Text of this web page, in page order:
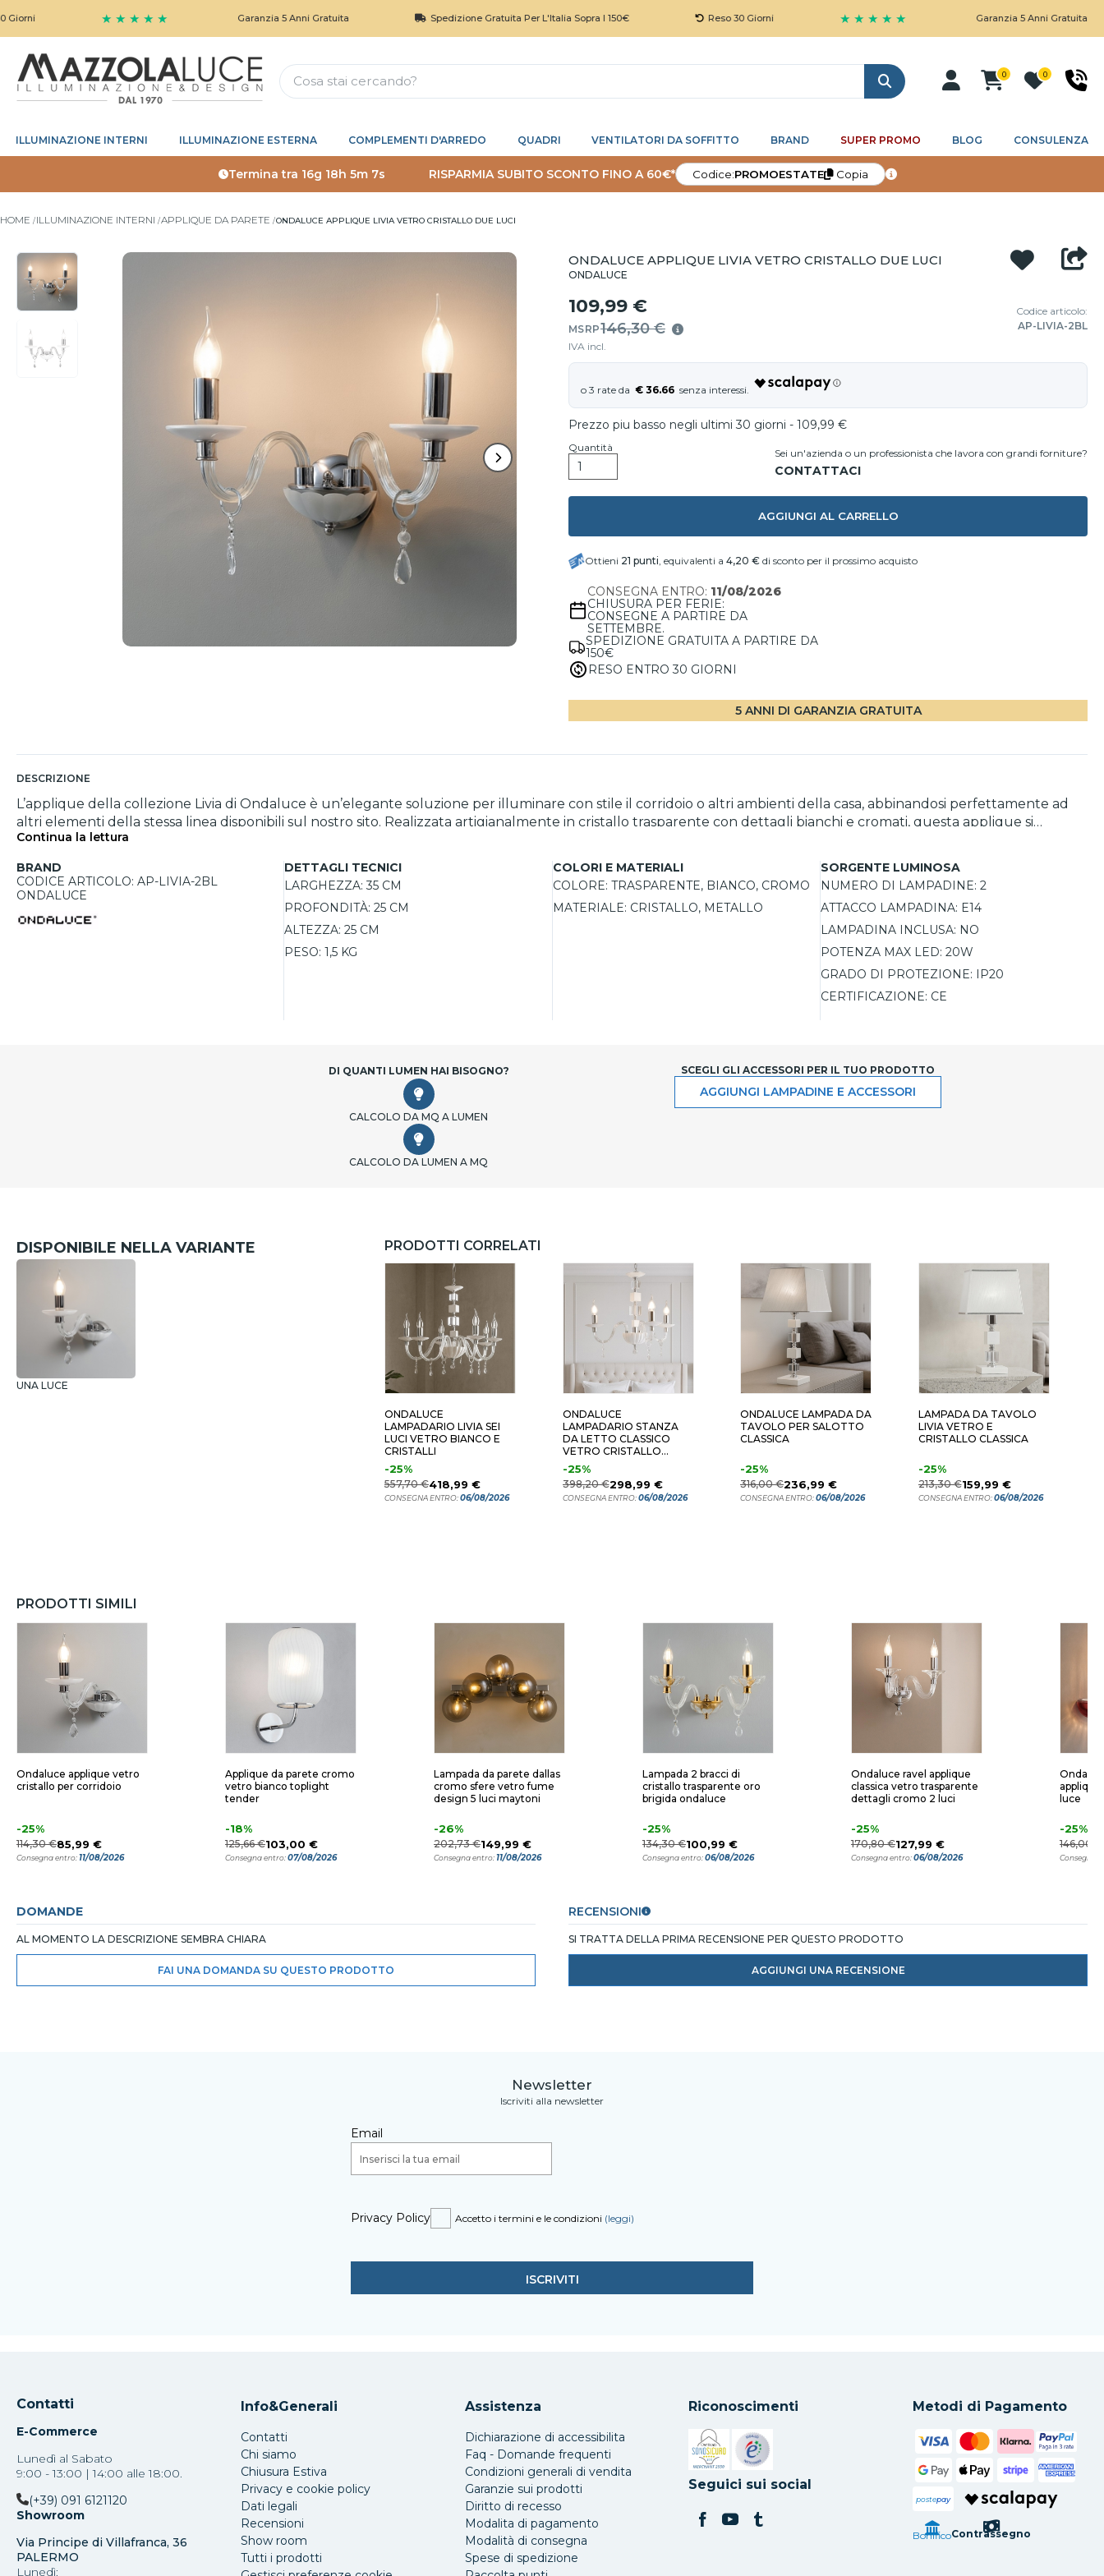
★ ★ ★ ★ ★ Garanzia 5 Anni Gratuita Spedizione Gratuita Per L'Italia Sopra I 150€ Reso 30 Giorni ★ ★ ★ ★ ★ Garanzia 5 Anni Gratuita
Cerca
0 0
ILLUMINAZIONE INTERNI ILLUMINAZIONE ESTERNA COMPLEMENTI D'ARREDO QUADRI VENTILATORI DA SOFFITTO BRAND SUPER PROMO BLOG CONSULENZA
Termina tra 16g 18h 5m 7s RISPARMIA SUBITO SCONTO FINO A 60€* Codice:PROMOESTATE Copia
HOME ILLUMINAZIONE INTERNI APPLIQUE DA PARETE ONDALUCE APPLIQUE LIVIA VETRO CRISTALLO DUE LUCI
ONDALUCE APPLIQUE LIVIA VETRO CRISTALLO DUE LUCI
ONDALUCE
109,99 €
MSRP146,30 €
IVA incl.
Codice articolo:
AP-LIVIA-2BL
€ 36.66
Prezzo piu basso negli ultimi 30 giorni - 109,99 €
Quantità Sei un'azienda o un professionista che lavora con grandi forniture?
AGGIUNGI AL CARRELLO
Ottieni 21 punti, equivalenti a 4,20 € di sconto per il prossimo acquisto
CONSEGNA ENTRO: 11/08/2026
CHIUSURA PER FERIE:
CONSEGNE A PARTIRE DA
SETTEMBRE.
SPEDIZIONE GRATUITA A PARTIRE DA
150€
RESO ENTRO 30 GIORNI
5 ANNI DI GARANZIA GRATUITA
DESCRIZIONE
L’applique della collezione Livia di Ondaluce è un’elegante soluzione per illuminare con stile il corridoio o altri ambienti della casa, abbinandosi perfettamente ad
altri elementi della stessa linea disponibili sul nostro sito. Realizzata artigianalmente in cristallo trasparente con dettagli bianchi e cromati, questa applique si
distingue per la sua raffinatezza e il design senza tempo. I due bracci curvati sostengono due portalampadine con attacco E14, permettendo l’uso di lampadine
LED per un’illuminazione ottimale e un maggiore risparmio energetico. Per un effetto ancora più suggestivo, si consiglia l’uso di lampadine a filamento, che donano
un tocco retrò e sofisticato all’ambiente. Disponibile anche nella variante con una sola luce, questa applique rappresenta un’ottima scelta in termini di qualità e
convenienza, con una garanzia di 5 anni inclusa nel prezzo.
Continua la lettura
BRAND
CODICE ARTICOLO: AP-LIVIA-2BL
ONDALUCE
DETTAGLI TECNICI
LARGHEZZA: 35 CM
PROFONDITÀ: 25 CM
ALTEZZA: 25 CM
PESO: 1,5 KG
COLORI E MATERIALI
COLORE: TRASPARENTE, BIANCO, CROMO
MATERIALE: CRISTALLO, METALLO
SORGENTE LUMINOSA
NUMERO DI LAMPADINE: 2
ATTACCO LAMPADINA: E14
LAMPADINA INCLUSA: NO
POTENZA MAX LED: 20W
GRADO DI PROTEZIONE: IP20
CERTIFICAZIONE: CE
DI QUANTI LUMEN HAI BISOGNO?
CALCOLO DA MQ A LUMEN
CALCOLO DA LUMEN A MQ
SCEGLI GLI ACCESSORI PER IL TUO PRODOTTO
AGGIUNGI LAMPADINE E ACCESSORI
DISPONIBILE NELLA VARIANTE
UNA LUCE
PRODOTTI CORRELATI
ONDALUCE
LAMPADARIO LIVIA SEI
LUCI VETRO BIANCO E
CRISTALLI
-25%
557,70 €418,99 €
CONSEGNA ENTRO:06/08/2026
ONDALUCE
LAMPADARIO STANZA
DA LETTO CLASSICO
VETRO CRISTALLO
BIANCO TRE LUCI
-25%
398,20 €298,99 €
CONSEGNA ENTRO:06/08/2026
ONDALUCE LAMPADA DA
TAVOLO PER SALOTTO
CLASSICA
-25%
316,00 €236,99 €
CONSEGNA ENTRO:06/08/2026
LAMPADA DA TAVOLO
LIVIA VETRO E
CRISTALLO CLASSICA
-25%
213,30 €159,99 €
CONSEGNA ENTRO:06/08/2026
PRODOTTI SIMILI
Ondaluce applique vetro
cristallo per corridoio
-25%
114,30 €85,99 €
Consegna entro:11/08/2026
Applique da parete cromo
vetro bianco toplight
tender
-18%
125,66 €103,00 €
Consegna entro:07/08/2026
Lampada da parete dallas
cromo sfere vetro fume
design 5 luci maytoni
-26%
202,73 €149,99 €
Consegna entro:11/08/2026
Lampada 2 bracci di
cristallo trasparente oro
brigida ondaluce
-25%
134,30 €100,99 €
Consegna entro:06/08/2026
Ondaluce ravel applique
classica vetro trasparente
dettagli cromo 2 luci
-25%
170,80 €127,99 €
Consegna entro:06/08/2026
luce
-25%
146,00 €
Consegna
DOMANDE
AL MOMENTO LA DESCRIZIONE SEMBRA CHIARA
FAI UNA DOMANDA SU QUESTO PRODOTTO
RECENSIONI
SI TRATTA DELLA PRIMA RECENSIONE PER QUESTO PRODOTTO
AGGIUNGI UNA RECENSIONE
Newsletter
Iscriviti alla newsletter
Email
Privacy Policy Accetto i termini e le condizioni (leggi)
Contatti
E-Commerce
Lunedì al Sabato
9:00 - 13:00 | 14:00 alle 18:00.
(+39) 091 6121120
Showroom
Via Principe di Villafranca, 36
PALERMO
Lunedì:
Info&Generali
Contatti
Chi siamo
Chiusura Estiva
Privacy e cookie policy
Dati legali
Recensioni
Show room
Tutti i prodotti
Assistenza
Dichiarazione di accessibilita
Faq - Domande frequenti
Condizioni generali di vendita
Garanzie sui prodotti
Diritto di recesso
Modalita di pagamento
Modalità di consegna
Spese di spedizione
Riconoscimenti
Si apre in una nuova scheda
Si apre in una nuova scheda
Seguici sui social
Metodi di Pagamento
postepay
BonificoContrassegno